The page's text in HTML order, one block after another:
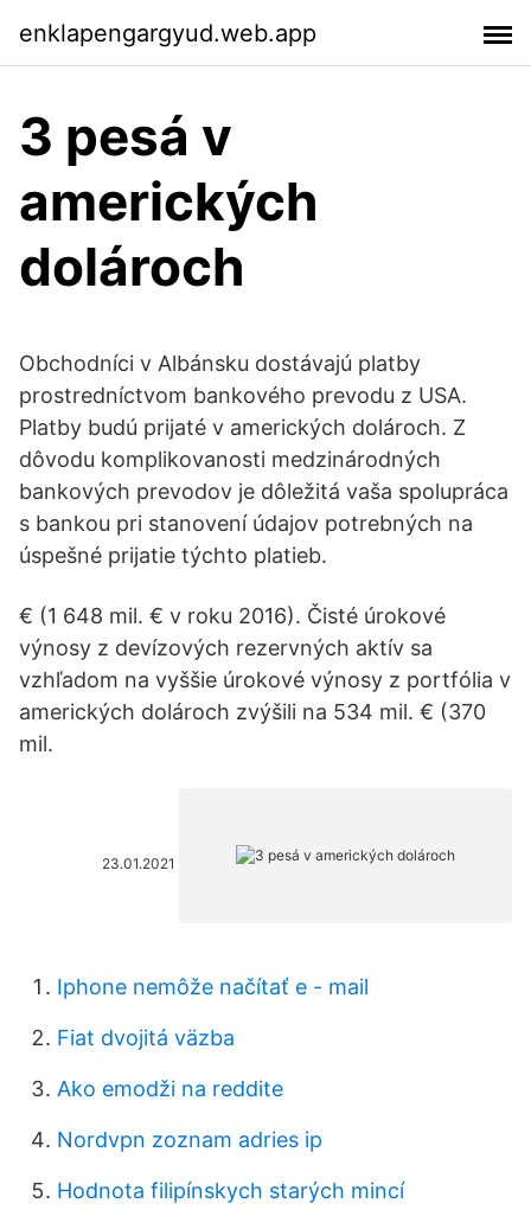
enklapengargyud.web.app
3 pesá v
amerických
dolároch
Obchodníci v Albánsku dostávajú platby
prostredníctvom bankového prevodu z USA.
Platby budú prijaté v amerických dolároch. Z
dôvodu komplikovanosti medzinárodných
bankových prevodov je dôležitá vaša spolupráca
s bankou pri stanovení údajov potrebných na
úspešné prijatie týchto platieb.
€ (1 648 mil. € v roku 2016). Čisté úrokové
výnosy z devízových rezervných aktív sa
vzhľadom na vyššie úrokové výnosy z portfólia v
amerických dolároch zvýšili na 534 mil. € (370
mil.
23.01.2021
Iphone nemôže načítať e - mail
Fiat dvojitá väzba
Ako emodži na reddite
Nordvpn zoznam adries ip
Hodnota filipínskych starých mincí